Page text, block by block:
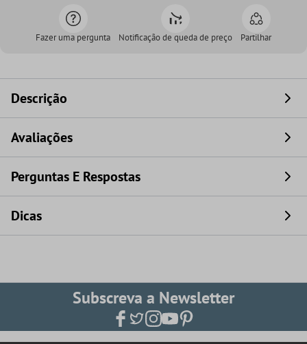
Fazer uma pergunta Notificação de queda de preço Partilhar
Descrição
Avaliações
Perguntas E Respostas
Dicas
Subscreva a Newsletter